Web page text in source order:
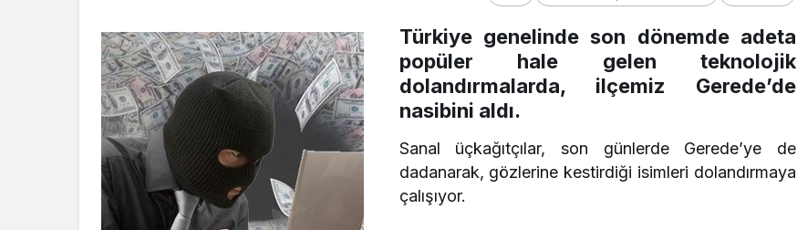
Türkiye genelinde son dönemde adeta
popüler hale gelen teknolojik
dolandırmalarda, ilçemiz Gerede’de
nasibini aldı.
Sanal üçkağıtçılar, son günlerde Gerede’ye de
dadanarak, gözlerine kestirdiği isimleri dolandırmaya
çalışıyor.